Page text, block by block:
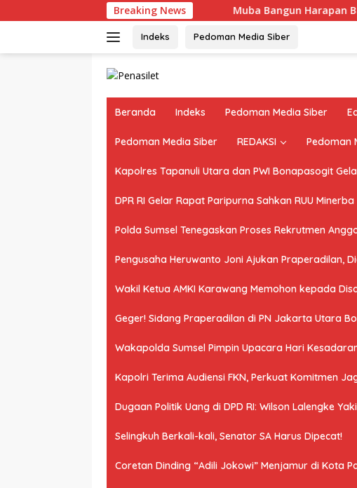
ke
Breaking NewsMuba Bangun Harapan Baru,
Indeks Pedoman Media Siber
Beranda Indeks Pedoman Media Siber
Pedoman Media Siber REDAKSI Pedoman
Kapolres Tapanuli Utara dan PWI Bonapasogit
DPR RI Gelar Rapat Paripurna Sahkan RUU
Polda Sumsel Tenegaskan Proses Rekrutmen
Pengusaha Heruwanto Joni Ajukan Praperadilan,
Wakil Ketua AMKI Karawang Memohon kepada
Geger! Sidang Praperadilan di PN Jakarta Utara
Wakapolda Sumsel Pimpin Upacara Hari
Kapolri Terima Audiensi FKN, Perkuat Komitmen
Dugaan Politik Uang di DPD RI: Wilson Lalengke
Selingkuh Berkali-kali, Senator SA Harus Dipecat!
Coretan Dinding “Adili Jokowi” Menjamur di Kota